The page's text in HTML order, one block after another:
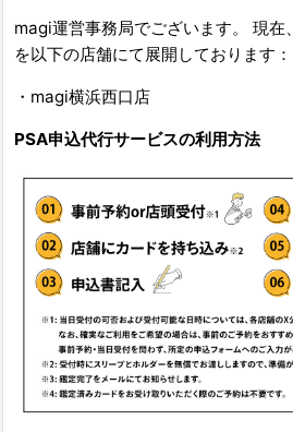
magi運営事務局でございます。 現在、
を以下の店舗にて展開しております：
・magi横浜西口店
PSA申込代行サービスの利用方法